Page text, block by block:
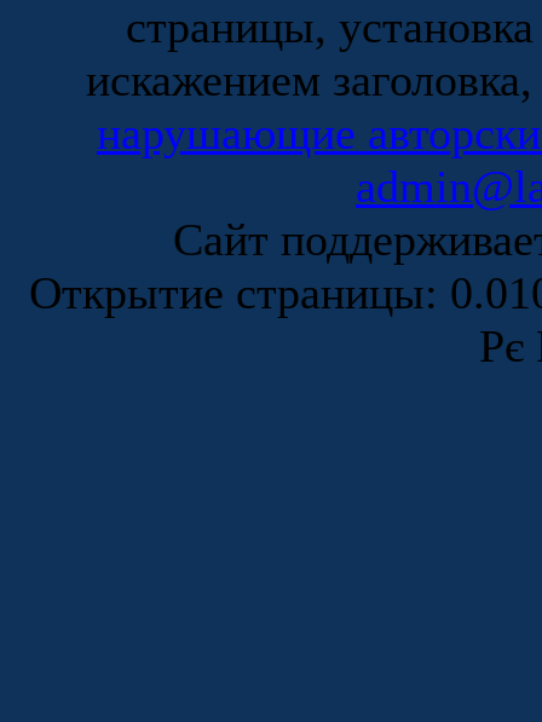
страницы,
искажением
нарушающие
Сайт
Открытие страницы:
Рє